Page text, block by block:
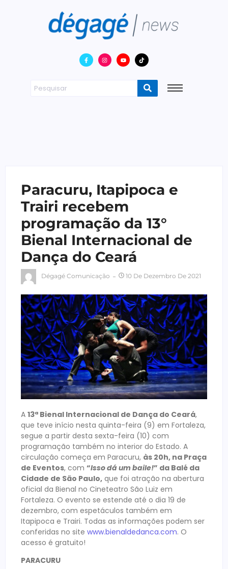
Paracuru, Itapipoca e
Trairi recebem
programação da 13°
Bienal Internacional de
Dança do Ceará
Dégagé Comunicação 10 De Dezembro De 2021
A 13ª Bienal Internacional de Dança do Ceará,
que teve início nesta quinta-feira (9) em Fortaleza,
segue a partir desta sexta-feira (10) com
programação também no interior do Estado. A
circulação começa em Paracuru, às 20h, na Praça
de Eventos, com “Isso dá um baile!” da Balé da
Cidade de São Paulo, que foi atração na abertura
oficial da Bienal no Cineteatro São Luiz em
Fortaleza. O evento se estende até o dia 19 de
dezembro, com espetáculos também em
Itapipoca e Trairi. Todas as informações podem ser
conferidas no site www.bienaldedanca.com. O
acesso é gratuito!
PARACURU